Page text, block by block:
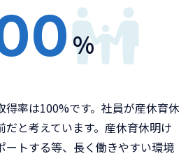
%
得率は100%です。社員が産休育休
と考えています。産休育休明け
ートする等、長く働きやすい環境